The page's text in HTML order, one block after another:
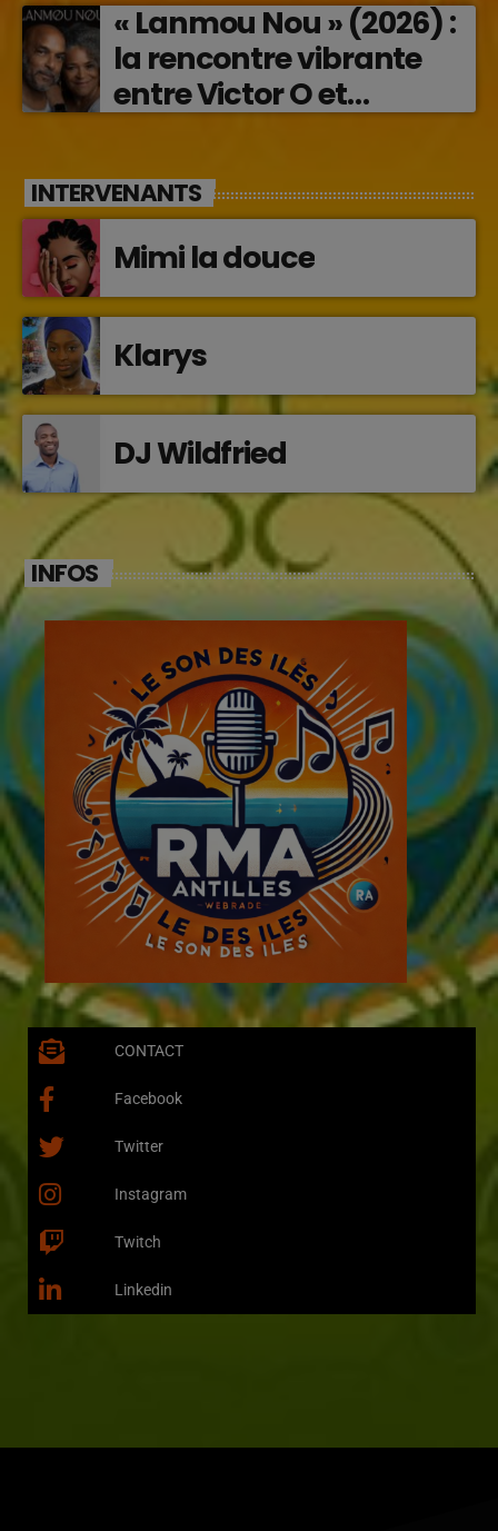
« Lanmou Nou » (2026) :
la rencontre vibrante
entre Victor O et
INTERVENANTS
Mimi la douce
Klarys
DJ Wildfried
INFOS
CONTACT
Facebook
Twitter
Instagram
Twitch
Linkedin